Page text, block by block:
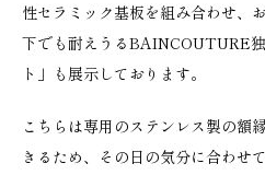
性セラミック基板を組み合わせ、
下でも耐えうるBAINCOUTURE
ト」も展示しております。
こちらは専用のステンレス製の額
きるため、その日の気分に合わせ